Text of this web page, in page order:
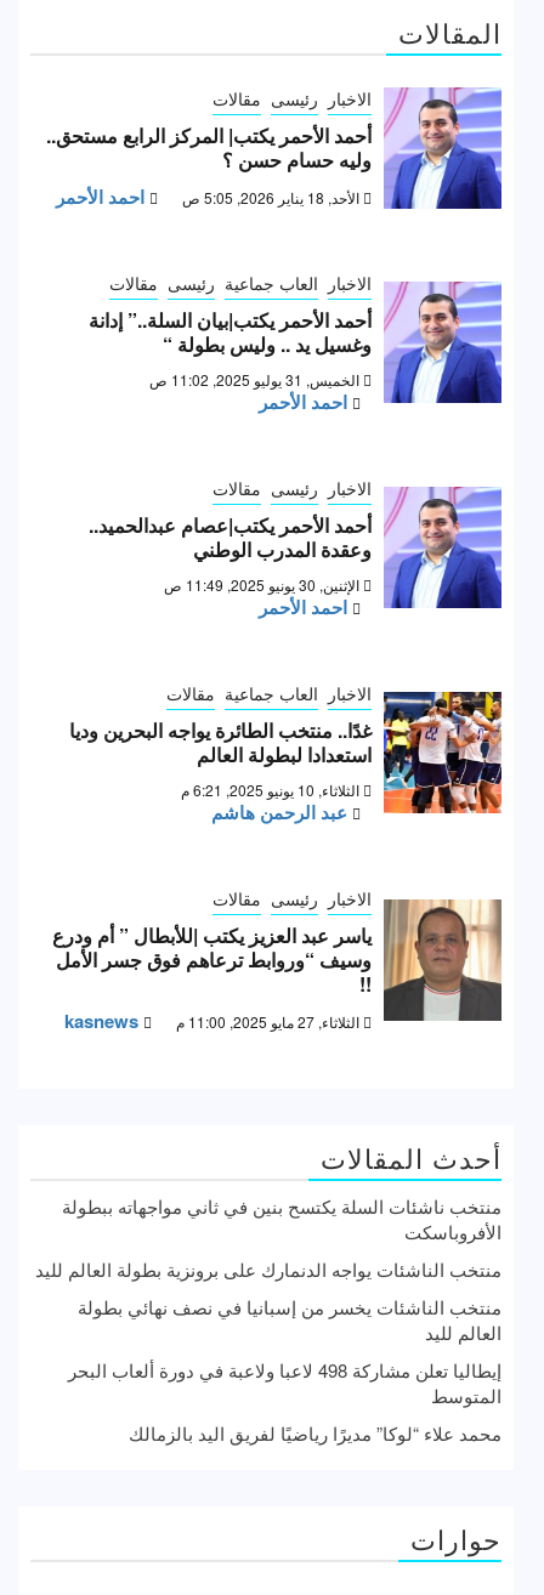
المقالات
الاخبار رئيسى مقالات
أحمد الأحمر يكتب| المركز الرابع مستحق..
وليه حسام حسن ؟
الأحد, 18 يناير 2026, 5:05 ص احمد الأحمر
الاخبار العاب جماعية رئيسى مقالات
أحمد الأحمر يكتب|بيان السلة..” إدانة
وغسيل يد .. وليس بطولة “
الخميس, 31 يوليو 2025, 11:02 ص
احمد الأحمر
الاخبار رئيسى مقالات
أحمد الأحمر يكتب|عصام عبدالحميد..
وعقدة المدرب الوطني
الإثنين, 30 يونيو 2025, 11:49 ص
احمد الأحمر
الاخبار العاب جماعية مقالات
غدًا.. منتخب الطائرة يواجه البحرين وديا
استعدادا لبطولة العالم
الثلاثاء, 10 يونيو 2025, 6:21 م
عبد الرحمن هاشم
الاخبار رئيسى مقالات
ياسر عبد العزيز يكتب |للأبطال ” أم ودرع
وسيف “وروابط ترعاهم فوق جسر الأمل
!!
الثلاثاء, 27 مايو 2025, 11:00 م kasnews
أحدث المقالات
منتخب ناشئات السلة يكتسح بنين في ثاني مواجهاته ببطولة
الأفروباسكت
منتخب الناشئات يواجه الدنمارك على برونزية بطولة العالم لليد
منتخب الناشئات يخسر من إسبانيا في نصف نهائي بطولة
العالم لليد
إيطاليا تعلن مشاركة 498 لاعبا ولاعبة في دورة ألعاب البحر
المتوسط
محمد علاء “لوكا” مديرًا رياضيًا لفريق اليد بالزمالك
حوارات